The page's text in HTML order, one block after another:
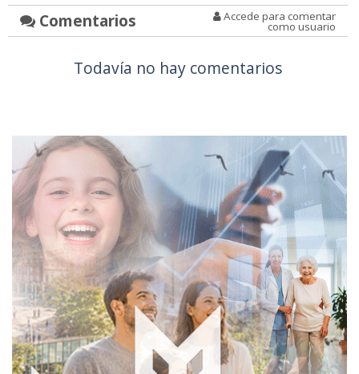
Comentarios Accede para comentar
como usuario
Todavía no hay comentarios